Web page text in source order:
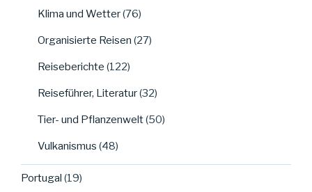
Klima und Wetter(76)
Organisierte Reisen (27)
Reiseberichte (122)
Reiseführer, Literatur(32)
Tier- und Pflanzenwelt(50)
Vulkanismus (48)
Portugal (19)